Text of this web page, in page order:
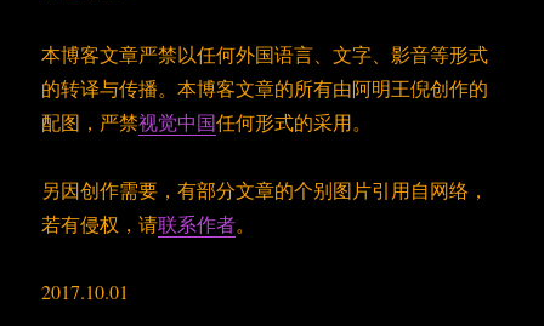
本博客文章严禁以任何外国语言、文字、影音等形式
的转译与传播。本博客文章的所有由阿明王倪创作的
配图，严禁视觉中国任何形式的采用。
另因创作需要，有部分文章的个别图片引用自网络，
若有侵权，请联系作者。
2017.10.01